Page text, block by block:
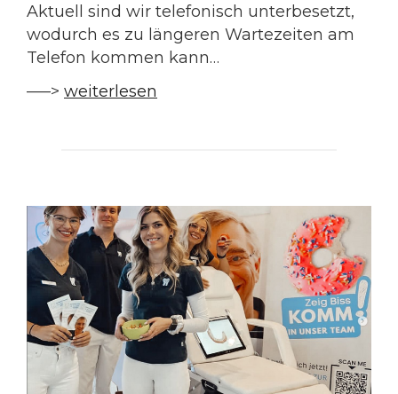
Aktuell sind wir telefonisch unterbesetzt,
wodurch es zu längeren Wartezeiten am
Telefon kommen kann…
—–> weiterlesen